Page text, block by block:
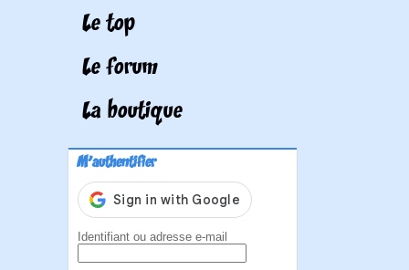
Le top
Le forum
La boutique
M'authentifier
Identifiant ou adresse e-mail